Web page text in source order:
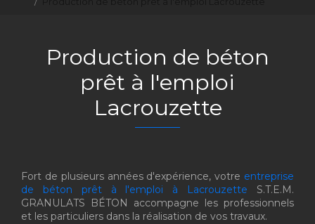
Production de béton
prêt à l'emploi
Lacrouzette
Fort de plusieurs années d'expérience, votre entreprise
de béton prêt à l'emploi à Lacrouzette S.T.E.M.
GRANULATS BÉTON accompagne les professionnels
et les particuliers dans la réalisation de vos travaux.